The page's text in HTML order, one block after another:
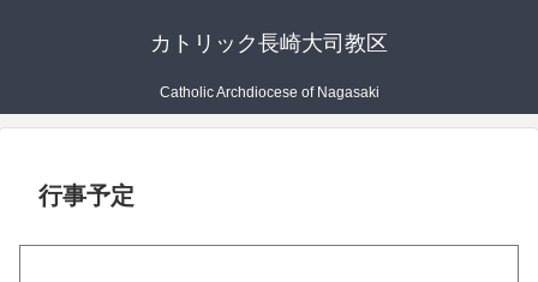
カトリック長崎大司教区
Catholic Archdiocese of Nagasaki
行事予定